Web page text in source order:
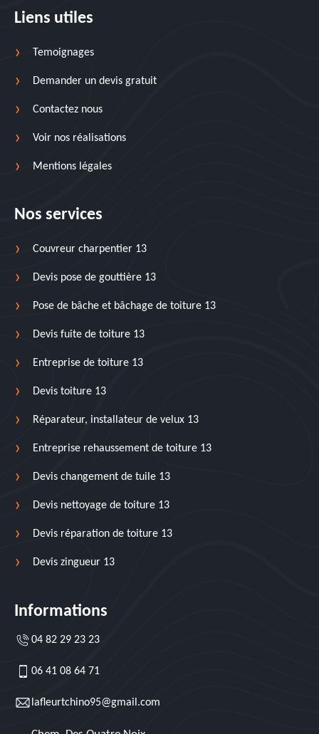
Liens utiles
Temoignages
Demander un devis gratuit
Contactez nous
Voir nos réalisations
Mentions légales
Nos services
Couvreur charpentier 13
Devis pose de gouttière 13
Pose de bâche et bâchage de toiture 13
Devis fuite de toiture 13
Entreprise de toiture 13
Devis toiture 13
Réparateur, installateur de velux 13
Entreprise rehaussement de toiture 13
Devis changement de tuile 13
Devis nettoyage de toiture 13
Devis réparation de toiture 13
Devis zingueur 13
Informations
04 82 29 23 23
06 41 08 64 71
lafleurtchino95@gmail.com